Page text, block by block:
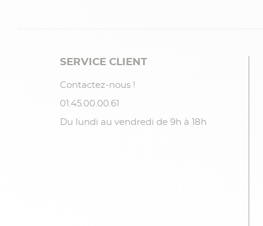
SERVICE CLIENT
Contactez-nous !
01.45.00.00.61
Du lundi au vendredi de 9h à 18h